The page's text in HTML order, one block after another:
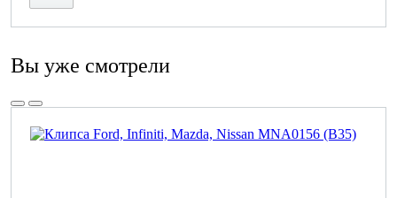
Вы уже смотрели